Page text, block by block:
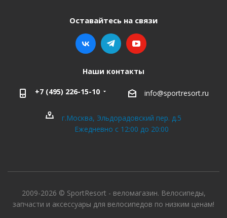
Оставайтесь на связи
Наши контакты
+7 (495) 226-15-10 info@sportresort.ru
г.Москва, Эльдорадовский пер. д.5
Ежедневно с 12:00 до 20:00
2009-2026 © SportResort - веломагазин. Велосипеды,
запчасти и аксессуары для велосипедов по низким ценам!